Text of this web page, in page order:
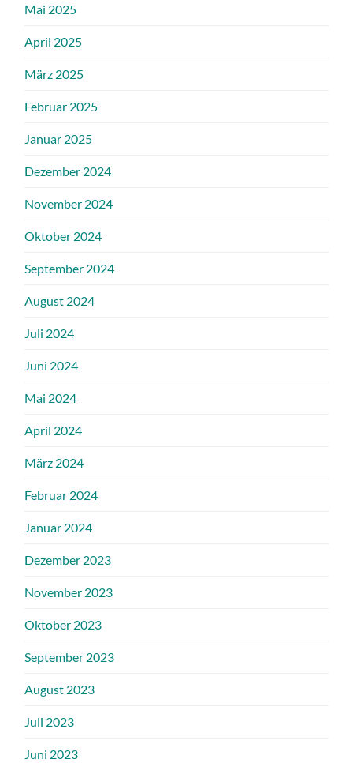
Mai 2025
April 2025
März 2025
Februar 2025
Januar 2025
Dezember 2024
November 2024
Oktober 2024
September 2024
August 2024
Juli 2024
Juni 2024
Mai 2024
April 2024
März 2024
Februar 2024
Januar 2024
Dezember 2023
November 2023
Oktober 2023
September 2023
August 2023
Juli 2023
Juni 2023